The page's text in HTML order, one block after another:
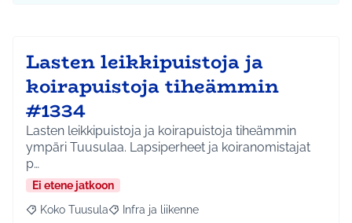
Lasten leikkipuistoja ja
koirapuistoja tiheämmin
#1334
Lasten leikkipuistoja ja koirapuistoja tiheämmin
ympäri Tuusulaa. Lapsiperheet ja koiranomistajat
p…
Ei etene jatkoon
Rajaa tulokset aihepiirin mukaan: Koko Tuusula
Koko Tuusula Rajaa tulokset teeman mukaan: Infra ja liikenne
Infra ja liikenne